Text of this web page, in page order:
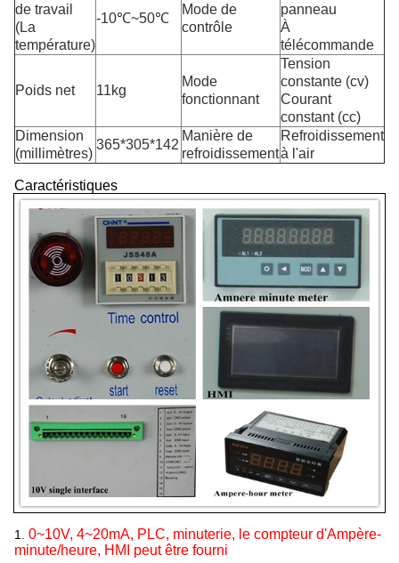
de travail
(La
température)
-10℃~50℃
Mode de
contrôle
panneau
À
télécommande
Poids net 11kg
Mode
fonctionnant
Tension
constante (cv)
Courant
constant (cc)
Dimension
(millimètres)
365*305*142
Manière de
refroidissement
Refroidissement
à l'air
Caractéristiques
1. 0~10V, 4~20mA, PLC, minuterie, le compteur d'Ampère-
minute/heure, HMI peut être fourni